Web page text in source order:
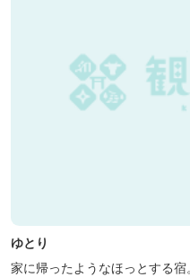
ゆとり
家に帰ったようなほっとする